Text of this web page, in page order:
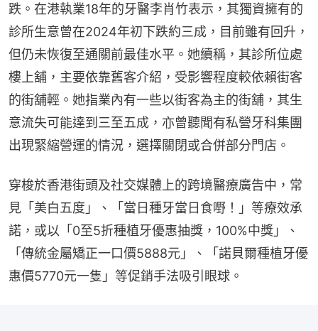
跌。在港執業18年的牙醫李肖竹表示，其獨資擁有的
診所生意曾在2024年初下跌約三成，目前雖有回升，
但仍未恢復至通關前最佳水平。她續稱，其診所位處
樓上舖，主要依靠舊客介紹，受影響程度較依賴街客
的街舖輕。她指業內有一些以街客為主的街舖，其生
意流失可能達到三至五成，亦曾聽聞有私營牙科集團
出現緊縮營運的情況，選擇關閉或合併部分門店。
穿梭於香港街頭及社交媒體上的跨境醫療廣告中，常
見「美白五度」、「當日種牙當日食嘢！」等療效承
諾，或以「0至5折種植牙優惠抽獎，100%中獎」、
「傳統金屬矯正一口價5888元」、「諾貝爾種植牙優
惠價5770元一隻」等促銷手法吸引眼球。